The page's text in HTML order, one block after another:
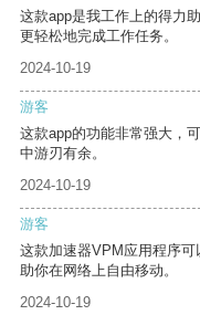
这款app是我工作上的得力
更轻松地完成工作任务。
2024-10-19
游客
这款app的功能非常强大，
中游刃有余。
2024-10-19
游客
这款加速器VPM应用程序
助你在网络上自由移动。
2024-10-19